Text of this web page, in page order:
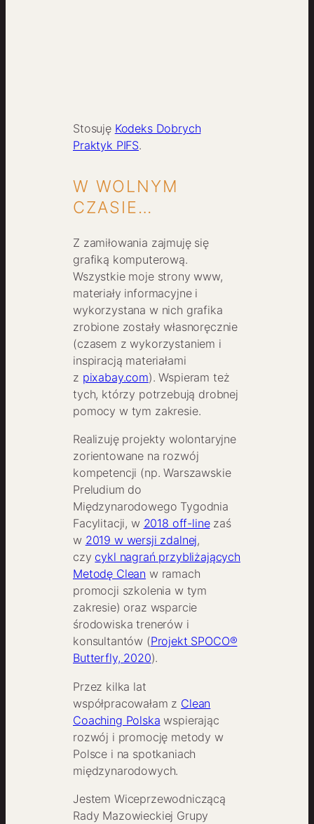
Stosuję Kodeks Dobrych
Praktyk PIFS.
W WOLNYM
CZASIE…
Z zamiłowania zajmuję się
grafiką komputerową.
Wszystkie moje strony www,
materiały informacyjne i
wykorzystana w nich grafika
zrobione zostały własnoręcznie
(czasem z wykorzystaniem i
inspiracją materiałami
z pixabay.com). Wspieram też
tych, którzy potrzebują drobnej
pomocy w tym zakresie.
Realizuję projekty wolontaryjne
zorientowane na rozwój
kompetencji (np. Warszawskie
Preludium do
Międzynarodowego Tygodnia
Facylitacji, w 2018 off-linezaś
w 2019 w wersji zdalnej,
czy cykl nagrań przybliżających
Metodę Clean w ramach
promocji szkolenia w tym
zakresie) oraz wsparcie
środowiska trenerów i
konsultantów (Projekt SPOCO®
Butterfly, 2020).
Przez kilka lat
współpracowałam z Clean
Coaching Polska wspierając
rozwój i promocję metody w
Polsce i na spotkaniach
międzynarodowych.
Jestem Wiceprzewodniczącą
Rady Mazowieckiej Grupy